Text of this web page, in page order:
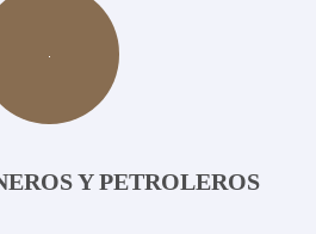
Y PETROLEROS